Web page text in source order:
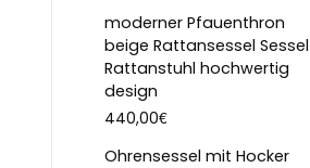
moderner Pfauenthron
beige Rattansessel Sessel
Rattanstuhl hochwertig
design
440,00€
Ohrensessel mit Hocker